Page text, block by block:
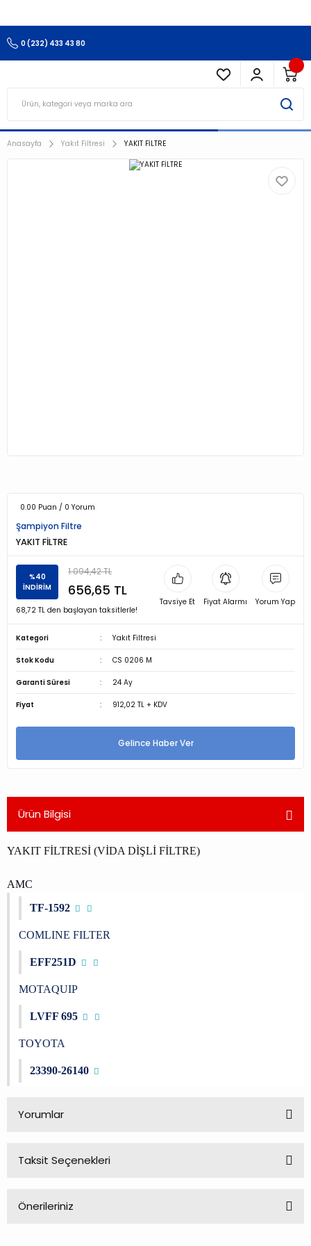
0 (232) 433 43 80
Anasayfa Yakıt Filtresi YAKIT FİLTRE
0.00 Puan / 0 Yorum
Şampiyon Filtre
YAKIT FİLTRE
%40
İNDİRİM
1.094,42 TL
656,65 TL
68,72 TL den başlayan taksitlerle!
Tavsiye Et Fiyat Alarmı Yorum Yap
Kategori Yakıt Filtresi
Stok Kodu CS 0206 M
Garanti Süresi 24 Ay
Fiyat 912,02 TL + KDV
Gelince Haber Ver
Ürün Bilgisi
YAKIT FİLTRESİ (VİDA DİŞLİ FİLTRE)
AMC
TF-1592
COMLINE FILTER
EFF251D
MOTAQUIP
LVFF 695
TOYOTA
23390-26140
Yorumlar
Taksit Seçenekleri
Önerileriniz